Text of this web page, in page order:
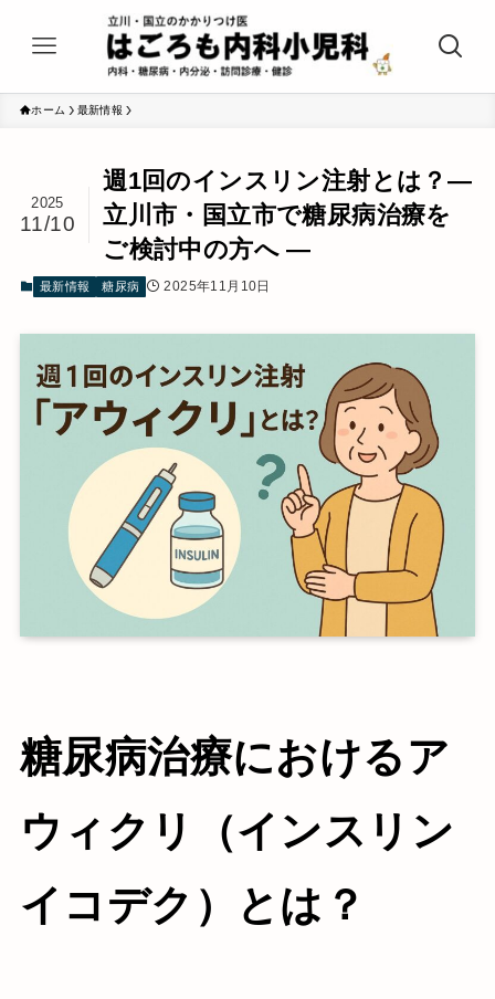
ホーム 最新情報
週1回のインスリン注射とは？―
立川市・国立市で糖尿病治療を
ご検討中の方へ ―
2025
11/10
最新情報 糖尿病 2025年11月10日
糖尿病治療におけるア
ウィクリ（インスリン
イコデク）とは？